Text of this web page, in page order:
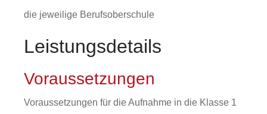
die jeweilige Berufsoberschule
Leistungsdetails
Voraussetzungen
Voraussetzungen für die Aufnahme in die Klasse 1